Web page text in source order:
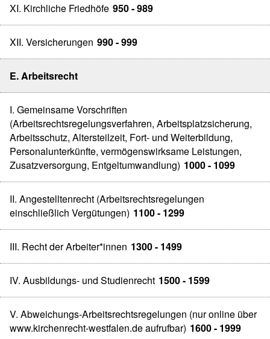
XI. Kirchliche Friedhöfe 950 - 989
XII. Versicherungen 990 - 999
E. Arbeitsrecht
I. Gemeinsame Vorschriften
(Arbeitsrechtsregelungsverfahren, Arbeitsplatzsicherung,
Arbeitsschutz, Altersteilzeit, Fort- und Weiterbildung,
Personalunterkünfte, vermögenswirksame Leistungen,
Zusatzversorgung, Entgeltumwandlung) 1000 - 1099
II. Angestelltenrecht (Arbeitsrechtsregelungen
einschließlich Vergütungen) 1100 - 1299
III. Recht der Arbeiter*innen 1300 - 1499
IV. Ausbildungs- und Studienrecht 1500 - 1599
V. Abweichungs-Arbeitsrechtsregelungen (nur online über
www.kirchenrecht-westfalen.de aufrufbar) 1600 - 1999